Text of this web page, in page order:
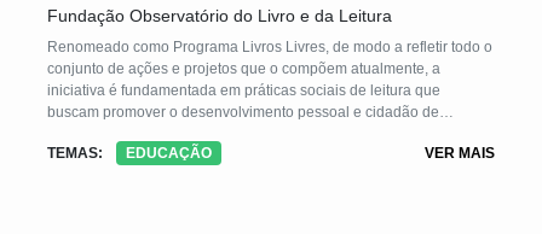
Fundação Observatório do Livro e da Leitura
Renomeado como Programa Livros Livres, de modo a refletir todo o
conjunto de ações e projetos que o compõem atualmente, a
iniciativa é fundamentada em práticas sociais de leitura que
buscam promover o desenvolvimento pessoal e cidadão de
prisional ou adolescentes em cumprimento de medidas
TEMAS: EDUCAÇÃO VER MAIS